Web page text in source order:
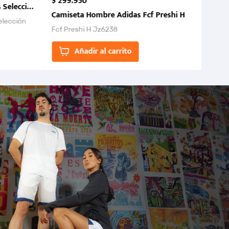
Colombia FCF 2026.
Camiseta Hombre Adidas Fcf Preshi H
Fcf Preshi H Jz6238
Añadir al carrito